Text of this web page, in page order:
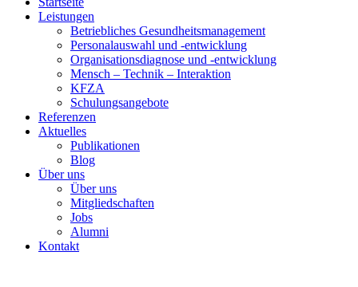
Leistungen
Betriebliches Gesundheitsmanagement
Personalauswahl und -entwicklung
Organisationsdiagnose und -entwicklung
Mensch – Technik – Interaktion
KFZA
Schulungsangebote
Referenzen
Aktuelles
Publikationen
Blog
Über uns
Über uns
Mitgliedschaften
Jobs
Alumni
Kontakt